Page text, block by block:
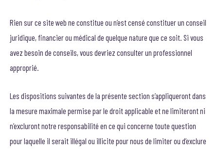
Rien sur ce site web ne constitue ou n’est censé constituer un conseil
juridique, financier ou médical de quelque nature que ce soit. Si vous
avez besoin de conseils, vous devriez consulter un professionnel
approprié.
Les dispositions suivantes de la présente section s’appliqueront dans
la mesure maximale permise par le droit applicable et ne limiteront ni
n’excluront notre responsabilité en ce qui concerne toute question
pour laquelle il serait illégal ou illicite pour nous de limiter ou d’exclure